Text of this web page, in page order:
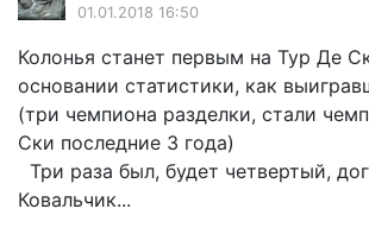
01.01.2018 16:50
Колонья станет первым на Тур Де
основании статистики, как
(три чемпиона разделки, стали
Ски последние 3 года)
Три раза был, будет четвертый,
Ковальчик...